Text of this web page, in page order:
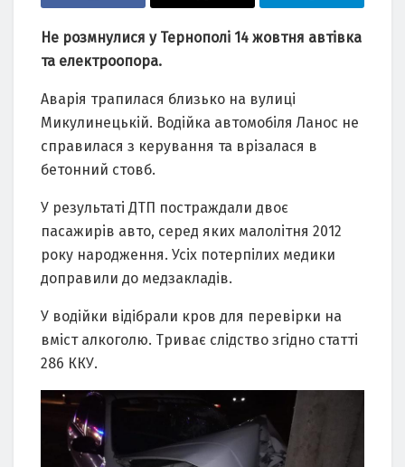
Не розмнулися у Тернополі 14 жовтня автівка
та електроопора.
Аварія трапилася близько на вулиці
Микулинецькій. Водійка автомобіля Ланос не
справилася з керування та врізалася в
бетонний стовб.
У результаті ДТП постраждали двоє
пасажирів авто, серед яких малолітня 2012
року народження. Усіх потерпілих медики
доправили до медзакладів.
У водійки відібрали кров для перевірки на
вміст алкоголю. Триває слідство згідно статті
286 ККУ.